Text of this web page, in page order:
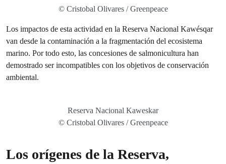
© Cristobal Olivares / Greenpeace
Los impactos de esta actividad en la Reserva Nacional Kawésqar
van desde la contaminación a la fragmentación del ecosistema
marino. Por todo esto, las concesiones de salmonicultura han
demostrado ser incompatibles con los objetivos de conservación
ambiental.
Reserva Nacional Kaweskar
© Cristobal Olivares / Greenpeace
Los orígenes de la Reserva,